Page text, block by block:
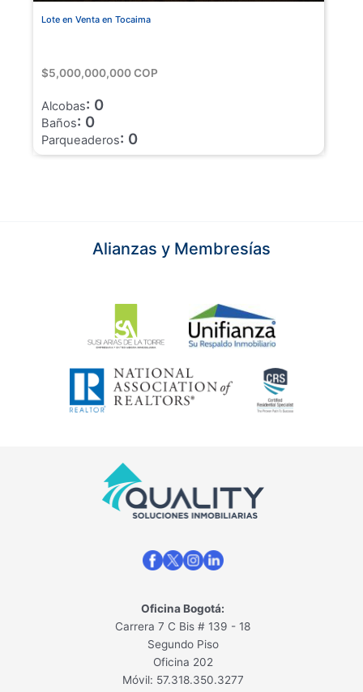
Lote en Venta en Tocaima
$5,000,000,000 COP
Alcobas: 0
Baños: 0
Parqueaderos: 0
Alianzas y Membresías
Oficina Bogotá:
Carrera 7 C Bis # 139 - 18
Segundo Piso
Oficina 202
Móvil: 57.318.350.3277